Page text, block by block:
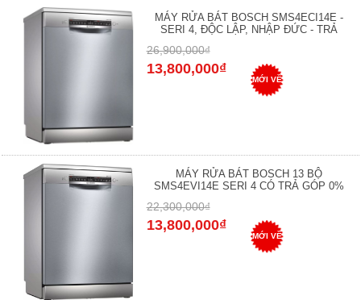
MÁY RỬA BÁT BOSCH SMS4ECI14E -
SERI 4, ĐỘC LẬP, NHẬP ĐỨC - TRẢ
26,900,000₫
13,800,000₫
MỚI VỀ
MÁY RỬA BÁT BOSCH 13 BỘ
SMS4EVI14E SERI 4 CÓ TRẢ GÓP 0%
22,300,000₫
13,800,000₫
MỚI VỀ